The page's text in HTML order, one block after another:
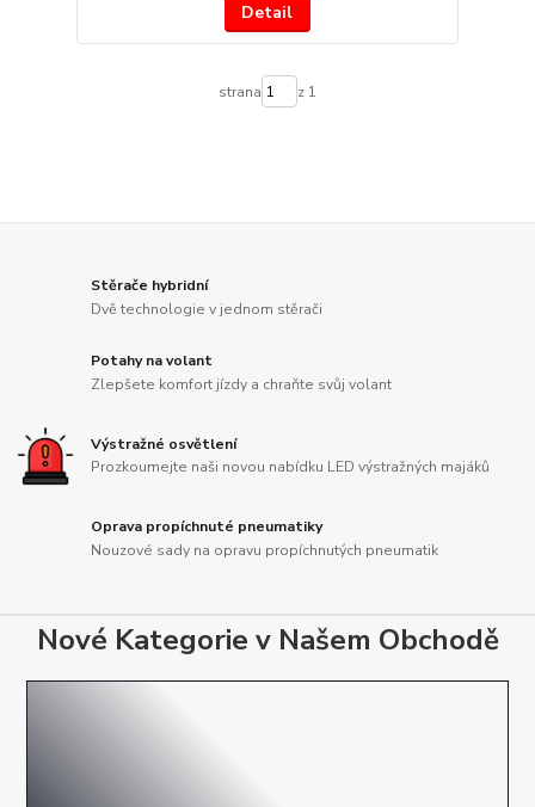
Detail
strana z 1
Stěrače hybridní
Dvě technologie v jednom stěrači
Potahy na volant
Zlepšete komfort jízdy a chraňte svůj volant
Výstražné osvětlení
Prozkoumejte naši novou nabídku LED výstražných majáků
Oprava propíchnuté pneumatiky
Nouzové sady na opravu propíchnutých pneumatik
Nové Kategorie v Našem Obchodě